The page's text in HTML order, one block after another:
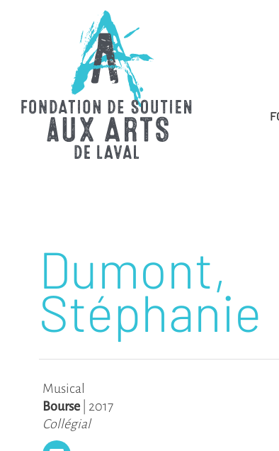
Dumont,
Stéphanie
Musical
Bourse
2017
Collégial